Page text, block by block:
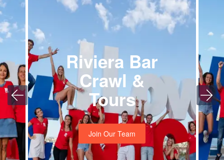
Riviera Bar
Crawl &
Tours
Join Our Team